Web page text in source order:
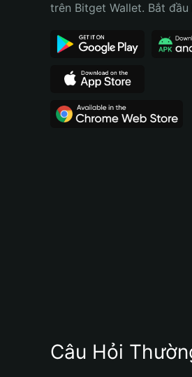
Português (Brasil)
trên Bitget Wallet. Bắt
Câu Hỏi